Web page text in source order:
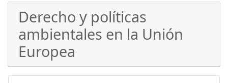
Derecho y políticas
ambientales en la Unión
Europea